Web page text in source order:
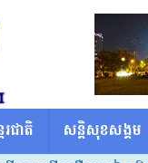
ជាតិ សន្តិសុខសង្គម